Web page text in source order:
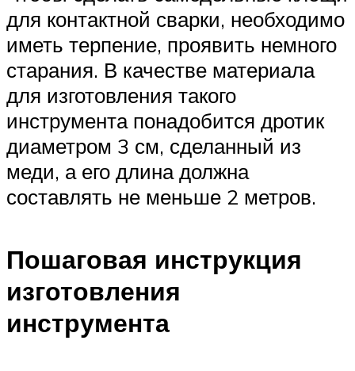
для контактной сварки, необходимо
иметь терпение, проявить немного
старания. В качестве материала
для изготовления такого
инструмента понадобится дротик
диаметром 3 см, сделанный из
меди, а его длина должна
составлять не меньше 2 метров.
Пошаговая инструкция
изготовления
инструмента